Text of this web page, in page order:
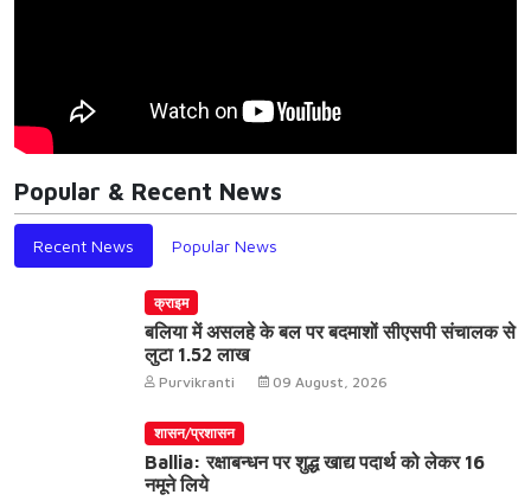
Popular & Recent News
Recent News Popular News
क्राइम
बलिया में असलहे के बल पर बदमाशों सीएसपी संचालक से
लुटा 1.52 लाख
Purvikranti 09 August, 2026
शासन/प्रशासन
Ballia: रक्षाबन्धन पर शुद्ध खाद्य पदार्थ को लेकर 16
नमूने लिये